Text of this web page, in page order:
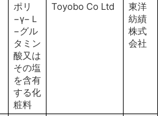
ポリ
−γ−Ｌ
−グル
タミン
酸又は
その塩
を含有
する化
粧料
Toyobo Co Ltd
東洋
紡績
株式
会社